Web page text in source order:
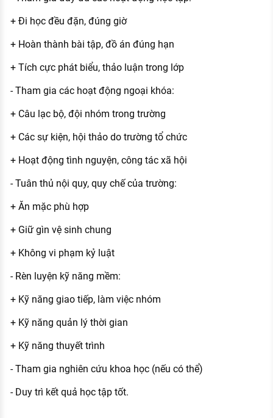
+ Đi học đều đặn, đúng giờ
+ Hoàn thành bài tập, đồ án đúng hạn
+ Tích cực phát biểu, thảo luận trong lớp
- Tham gia các hoạt động ngoại khóa:
+ Câu lạc bộ, đội nhóm trong trường
+ Các sự kiện, hội thảo do trường tổ chức
+ Hoạt động tình nguyện, công tác xã hội
- Tuân thủ nội quy, quy chế của trường:
+ Ăn mặc phù hợp
+ Giữ gìn vệ sinh chung
+ Không vi phạm kỷ luật
- Rèn luyện kỹ năng mềm:
+ Kỹ năng giao tiếp, làm việc nhóm
+ Kỹ năng quản lý thời gian
+ Kỹ năng thuyết trình
- Tham gia nghiên cứu khoa học (nếu có thể)
- Duy trì kết quả học tập tốt.